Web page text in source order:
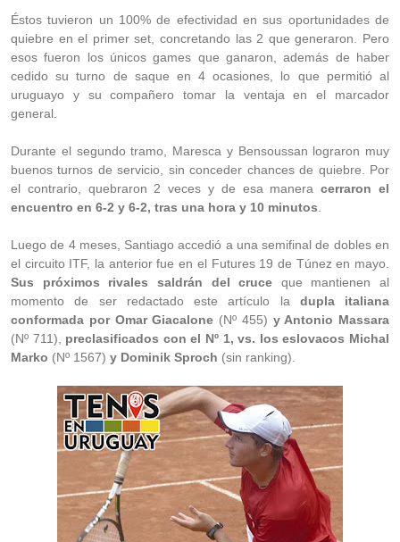
Éstos tuvieron un 100% de efectividad en sus oportunidades de
quiebre en el primer set, concretando las 2 que generaron. Pero
esos fueron los únicos games que ganaron, además de haber
cedido su turno de saque en 4 ocasiones, lo que permitió al
uruguayo y su compañero tomar la ventaja en el marcador
general.
Durante el segundo tramo, Maresca y Bensoussan lograron muy
buenos turnos de servicio, sin conceder chances de quiebre. Por
el contrario, quebraron 2 veces y de esa maneracerraron el
encuentro en 6-2 y 6-2, tras una hora y 10 minutos
Luego de 4 meses, Santiago accedió a una semifinal de dobles en
el circuito ITF, la anterior fue en el Futures 19 de Túnez en mayo.
Sus próximos rivales saldrán del cruce que mantienen al
momento de ser redactado este artículo la dupla italiana
conformada por Omar Giacalone (Nº 455) y Antonio Massara
(Nº 711), preclasificados con el Nº 1, vs. los eslovacos Michal
Marko (Nº 1567) y Dominik Sproch (sin ranking).